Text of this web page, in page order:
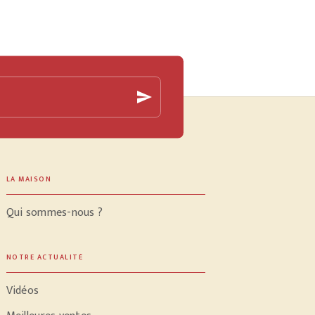
send
LA MAISON
Qui sommes-nous ?
NOTRE ACTUALITÉ
Vidéos